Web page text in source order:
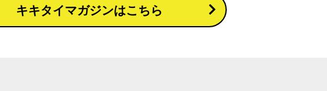
キキタイマガジンはこちら